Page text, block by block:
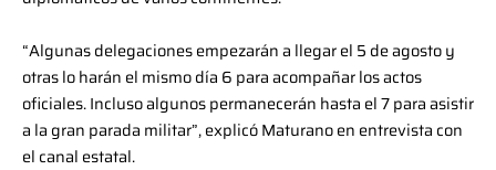
“Algunas delegaciones empezarán a llegar el 5 de agosto y
otras lo harán el mismo día 6 para acompañar los actos
oficiales. Incluso algunos permanecerán hasta el 7 para asistir
a la gran parada militar”, explicó Maturano en entrevista con
el canal estatal.